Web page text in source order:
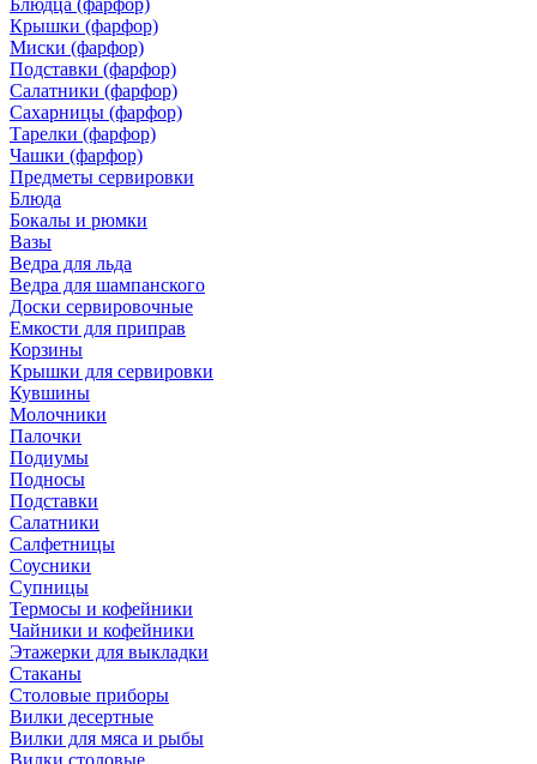
Блюдца (фарфор)
Крышки (фарфор)
Миски (фарфор)
Подставки (фарфор)
Салатники (фарфор)
Сахарницы (фарфор)
Тарелки (фарфор)
Чашки (фарфор)
Предметы сервировки
Блюда
Бокалы и рюмки
Вазы
Ведра для льда
Ведра для шампанского
Доски сервировочные
Емкости для приправ
Корзины
Крышки для сервировки
Кувшины
Молочники
Палочки
Подиумы
Подносы
Подставки
Салатники
Салфетницы
Соусники
Супницы
Термосы и кофейники
Чайники и кофейники
Этажерки для выкладки
Стаканы
Столовые приборы
Вилки десертные
Вилки для мяса и рыбы
Вилки столовые